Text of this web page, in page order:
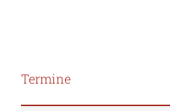
Termine